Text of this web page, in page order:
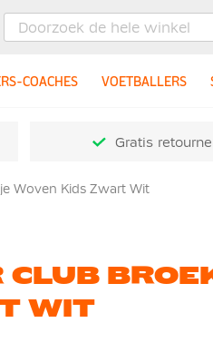
COACHES VOETBALLERS
Gratis
Woven Kids Zwart Wit
WIT